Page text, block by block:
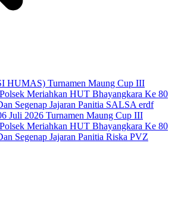
HUMAS) Turnamen Maung Cup III
Meriahkan HUT Bhayangkara Ke 80
Segenap Jajaran Panitia SALSA erdf
Juli 2026 Turnamen Maung Cup III
Meriahkan HUT Bhayangkara Ke 80
Segenap Jajaran Panitia Riska PVZ